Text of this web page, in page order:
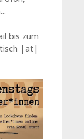
bis zum
|at|